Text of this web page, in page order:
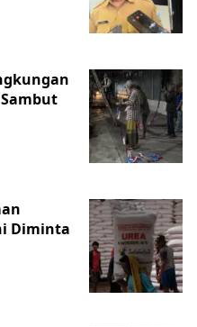
Diminta